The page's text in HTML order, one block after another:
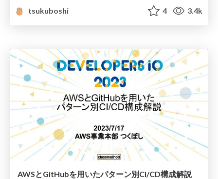
tsukuboshi
4 3.4k
AWSとGitHubを用いたパターン別CI/CD構成解説